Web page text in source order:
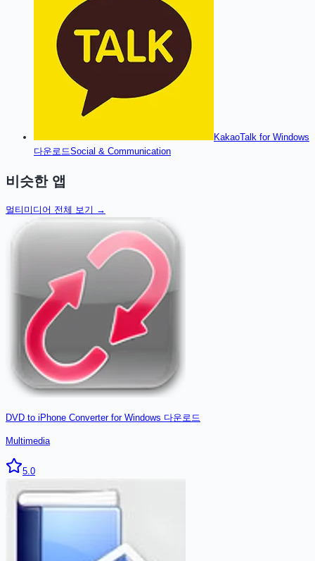
KakaoTalk for Windows
다운로드Social & Communication
비슷한 앱
멀티미디어 전체 보기 →
DVD to iPhone Converter for Windows 다운로드
Multimedia
5.0